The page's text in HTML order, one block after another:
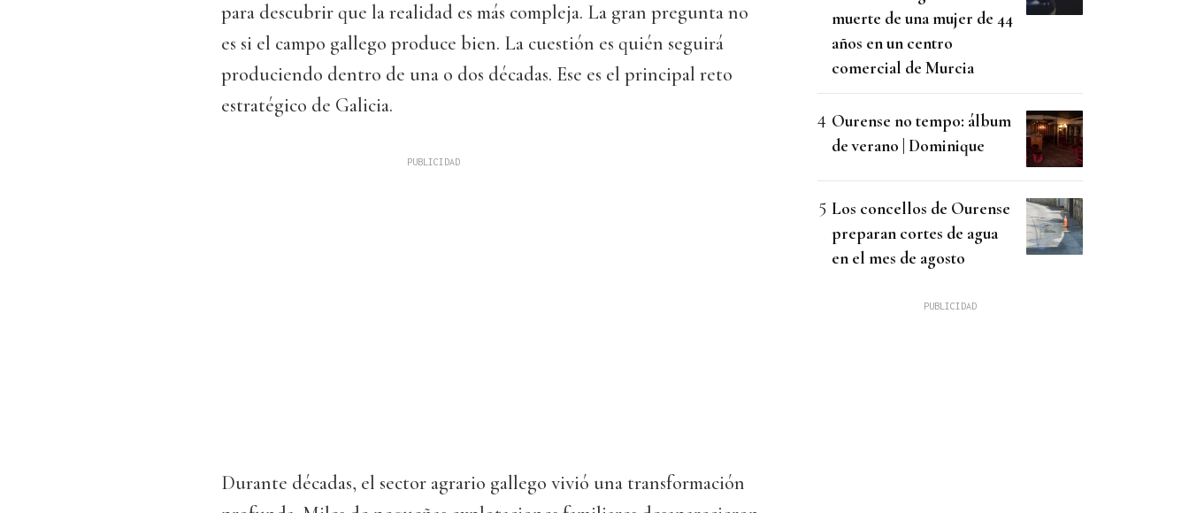
para descubrir que la realidad es más compleja. La gran pregunta no
es si el campo gallego produce bien. La cuestión es quién seguirá
produciendo dentro de una o dos décadas. Ese es el principal reto
estratégico de Galicia.
Durante décadas, el sector agrario gallego vivió una transformación
muerte de una mujer de 44
años en un centro
comercial de Murcia
Ourense no tempo: álbum
de verano | Dominique
Los concellos de Ourense
preparan cortes de agua
en el mes de agosto